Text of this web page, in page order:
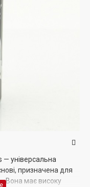
універсальна
призначена для
Вона має високу